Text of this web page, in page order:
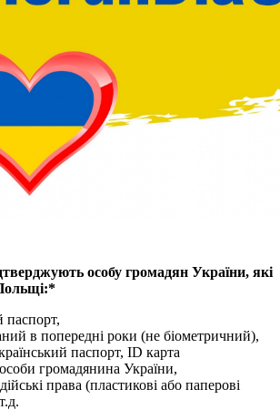
особу громадян України, які
паспорт,
в попередні роки (не біометричний),
паспорт, ID карта
громадянина України,
права (пластикові або паперові